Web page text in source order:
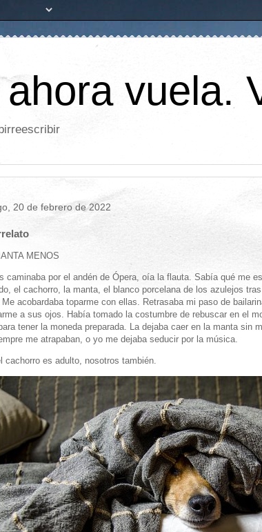
vuela.
20 de febrero de 2022
MENOS
caminaba por el andén de Ópera, oía la flauta. Sabía qué me
el cachorro, la manta, el blanco porcelana de los azulejos
acobardaba toparme con ellas. Retrasaba mi paso de
a sus ojos. Había tomado la costumbre de rebuscar en el
tener la moneda preparada. La dejaba caer en la manta sin
me atrapaban, o yo me dejaba seducir por la música.
cachorro es adulto, nosotros también.